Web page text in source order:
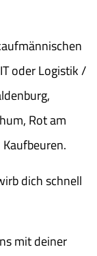
oder Logistik /
Rot am
dich schnell
mit deiner